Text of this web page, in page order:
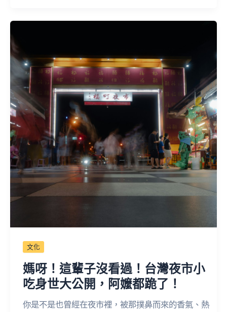
文化
媽呀！這輩子沒看過！台灣夜市小
吃身世大公開，阿嬤都跪了！
你是不是也曾經在夜市裡，被那撲鼻而來的香氣、熱